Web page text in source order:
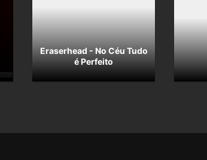
Eraserhead - No Céu Tudo
é Perfeito